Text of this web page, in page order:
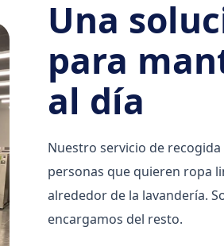
Una
para
al día
Nuestro servicio de
personas que quieren ropa
alrededor de la lavandería.
encargamos del resto.